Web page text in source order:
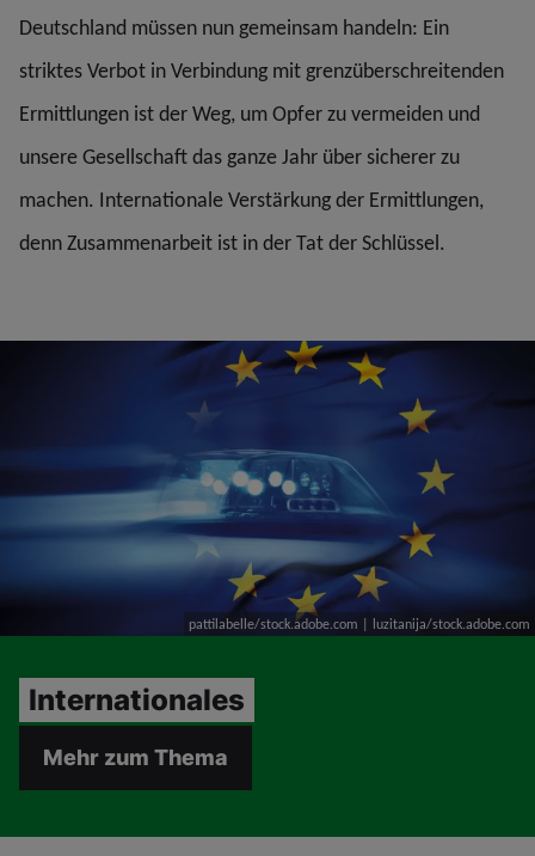
Deutschland müssen nun gemeinsam handeln: Ein
striktes Verbot in Verbindung mit grenzüberschreitenden
Ermittlungen ist der Weg, um Opfer zu vermeiden und
unsere Gesellschaft das ganze Jahr über sicherer zu
machen. Internationale Verstärkung der Ermittlungen,
denn Zusammenarbeit ist in der Tat der Schlüssel.
pattilabelle/stock.adobe.com | luzitanija/stock.adobe.com
Internationales
Mehr zum Thema